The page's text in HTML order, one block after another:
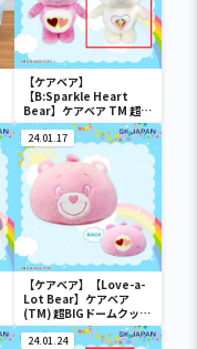
【ケアベア】
【B:Sparkle Heart
Bear】ケアベア TM 超
BIGぬいぐるみ
24.01.17
【ケアベア】【Love-a-
Lot Bear】ケアベア
(TM) 超BIGドームクッシ
ョン
24.01.24